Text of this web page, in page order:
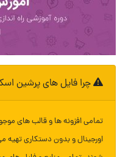
چرا فایل های پرشین
تمامی افزونه ها و قالب های
اورجینال و بدون دستکاری